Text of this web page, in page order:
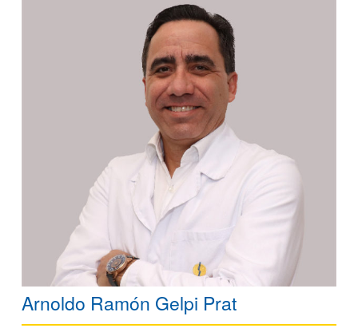
Arnoldo Ramón Gelpi Prat